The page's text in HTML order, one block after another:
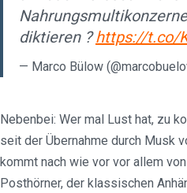
diktieren ?https://t.co/
— Marco Bülow
Nebenbei: Wer mal Lust hat, zu
seit der Übernahme durch Musk
kommt nach wie vor vor allem
Posthörner, der klassischen